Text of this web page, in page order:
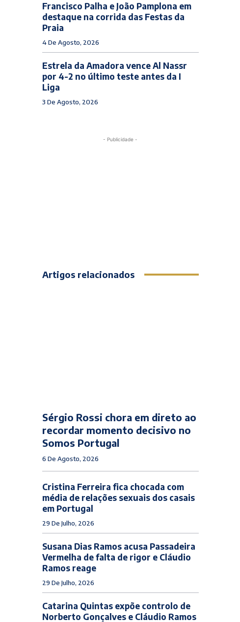
Francisco Palha e João Pamplona em
destaque na corrida das Festas da
Praia
4 De Agosto, 2026
Estrela da Amadora vence Al Nassr
por 4-2 no último teste antes da I
Liga
3 De Agosto, 2026
- Publicidade -
Artigos relacionados
Sérgio Rossi chora em direto ao
recordar momento decisivo no
Somos Portugal
6 De Agosto, 2026
Cristina Ferreira fica chocada com
média de relações sexuais dos casais
em Portugal
29 De Julho, 2026
Susana Dias Ramos acusa Passadeira
Vermelha de falta de rigor e Cláudio
Ramos reage
29 De Julho, 2026
Catarina Quintas expõe controlo de
Norberto Gonçalves e Cláudio Ramos